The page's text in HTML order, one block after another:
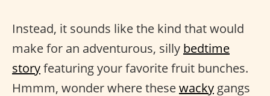
Instead, it sounds like the kind that would
make for an adventurous, silly bedtime
storyfeaturing your favorite fruit bunches.
Hmmm, wonder where thesewacky gangs